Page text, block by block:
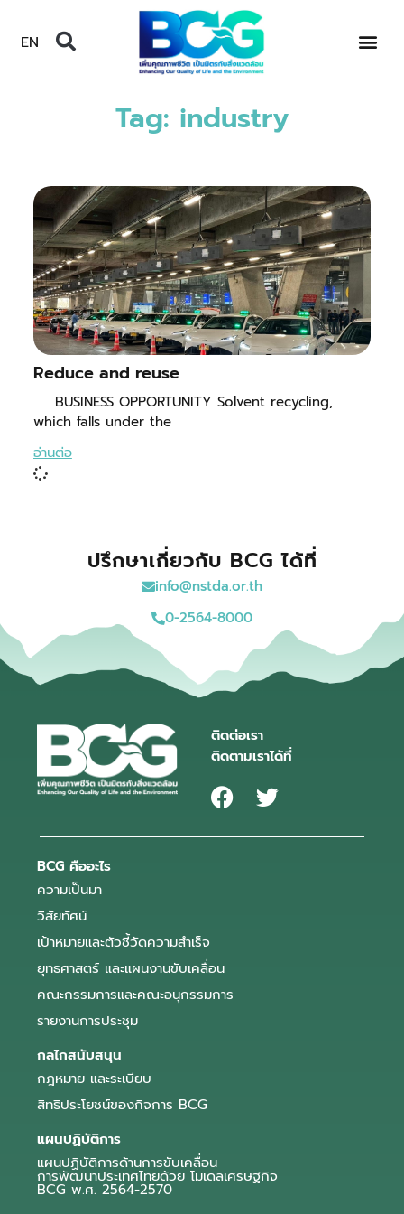
EN
Tag: industry
Reduce and reuse
BUSINESS OPPORTUNITY Solvent recycling,
which falls under the
อ่านต่อ
ปรึกษาเกี่ยวกับ BCG ได้ที่
info@nstda.or.th
0-2564-8000
ติดต่อเรา
ติดตามเราได้ที่
BCG คืออะไร
ความเป็นมา
วิสัยทัศน์
เป้าหมายและตัวชี้วัดความสำเร็จ
ยุทธศาสตร์ และแผนงานขับเคลื่อน
คณะกรรมการและคณะอนุกรรมการ
รายงานการประชุม
กลไกสนับสนุน
กฎหมาย และระเบียบ
สิทธิประโยชน์ของกิจการ BCG
แผนปฏิบัติการ
แผนปฏิบัติการด้านการขับเคลื่อน
การพัฒนาประเทศไทยด้วย โมเดลเศรษฐกิจ
BCG พ.ศ. 2564-2570